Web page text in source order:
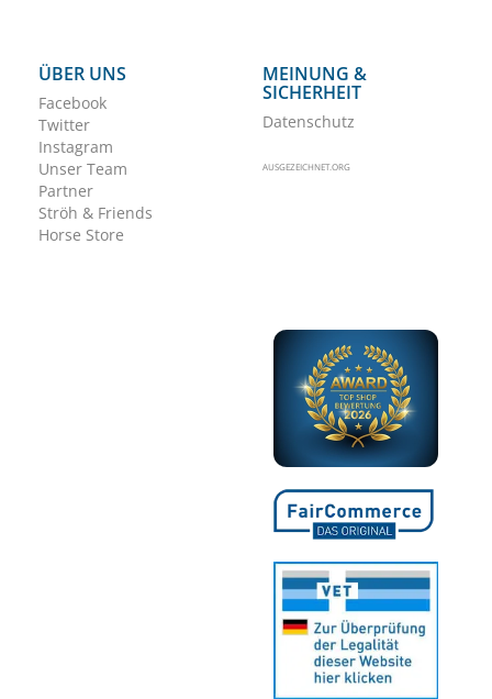
ÜBER UNS
Facebook
Twitter
Instagram
Unser Team
Partner
Ströh & Friends
Horse Store
MEINUNG &
SICHERHEIT
Datenschutz
AUSGEZEICHNET.ORG